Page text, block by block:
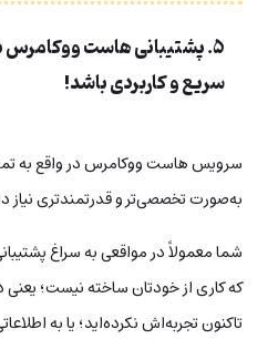
۵. پشتیبانی هاست
سریع و کاربردی باشد!
سرویس هاست ووکامرس در واقع به
به‌صورت تخصصی‌تر و قدرتمندتری نیاز
شما معمولاً در مواقعی به سراغ
که کاری از خودتان ساخته نیست؛ یعنی
تاکنون تجربه‌اش نکرده‌اید؛ یا به